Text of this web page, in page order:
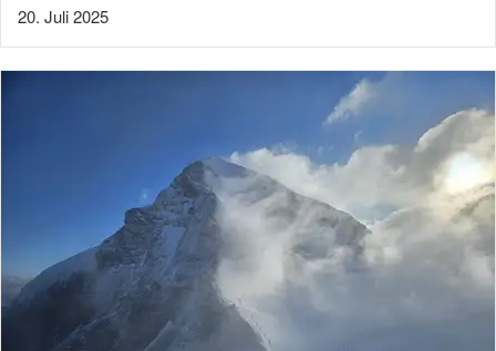
20. Juli 2025